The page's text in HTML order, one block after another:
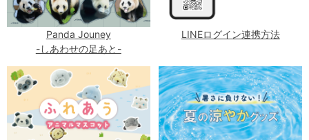
Panda Jouney
-しあわせの足あと-
LINEログイン連携方法